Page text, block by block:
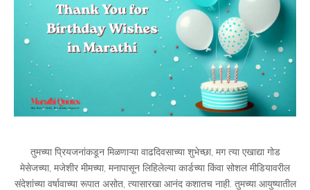
तुमच्या प्रियजनांकडून मिळणाऱ्या वाढदिवसाच्या शुभेच्छा, मग त्या एखाद्या गोड
मेसेजच्या, मजेशीर मीमच्या, मनापासून लिहिलेल्या कार्डच्या किंवा सोशल मीडियावरील
संदेशांच्या वर्षावाच्या रूपात असोत, त्यासारखा आनंद कशातच नाही. तुमच्या आयुष्यातील